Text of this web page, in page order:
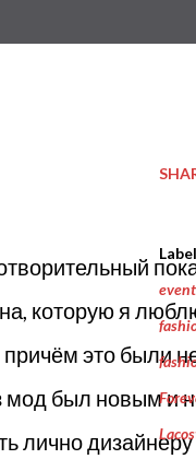
которую я
это были
мод был новым и
лично